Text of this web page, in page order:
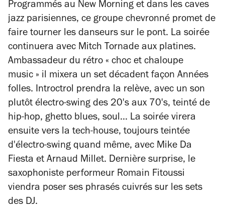
Programmés au New Morning et dans les caves
jazz parisiennes, ce groupe chevronné promet de
faire tourner les danseurs sur le pont. La soirée
continuera avec Mitch Tornade aux platines.
Ambassadeur du rétro « choc et chaloupe
music » il mixera un set décadent façon Années
folles. Introctrol prendra la relève, avec un son
plutôt électro-swing des 20's aux 70's, teinté de
hip-hop, ghetto blues, soul... La soirée virera
ensuite vers la tech-house, toujours teintée
d'électro-swing quand même, avec Mike Da
Fiesta et Arnaud Millet. Dernière surprise, le
saxophoniste performeur Romain Fitoussi
viendra poser ses phrasés cuivrés sur les sets
des DJ.